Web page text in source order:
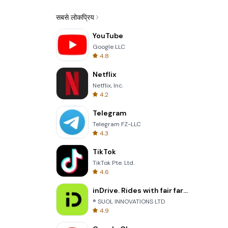
सबसे लोकप्रिय
YouTube
Google LLC
4.8
Netflix
Netflix, Inc.
4.2
Telegram
Telegram FZ-LLC
4.3
TikTok
TikTok Pte. Ltd.
4.6
inDrive. Rides with fair fares
® SUOL INNOVATIONS LTD
4.9